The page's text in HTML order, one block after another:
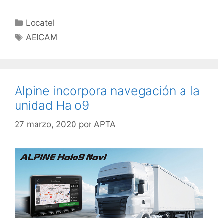
Locatel
AEICAM
Alpine incorpora navegación a la
unidad Halo9
27 marzo, 2020 por APTA